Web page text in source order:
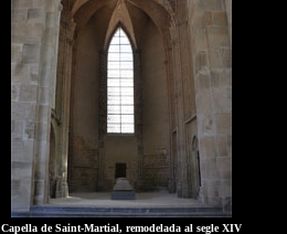
Capella de Saint-Martial, remodelada al segle XIV